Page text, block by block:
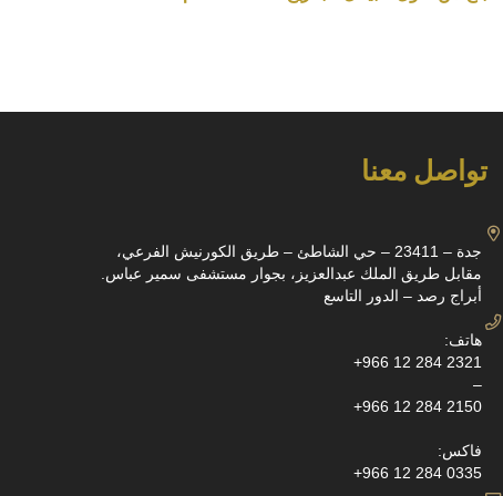
تواصل معنا
جدة – 23411 – حي الشاطئ – طريق الكورنيش الفرعي،
مقابل طريق الملك عبدالعزيز، بجوار مستشفى سمير عباس.
أبراج رصد – الدور التاسع
هاتف:
+966 12 284 2321
–
+966 12 284 2150
فاكس:
+966 12 284 0335